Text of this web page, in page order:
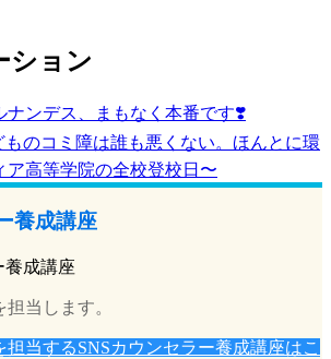
ション
ナンデス、まもなく本番です❣️
のコミ障は誰も悪くない。ほんとに環
ア高等学院の全校登校日〜
養成講座
当します。
当するSNSカウンセラー養成講座はこ